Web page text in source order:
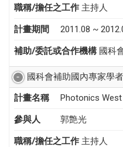
職稱/擔任之工作 主持人
計畫期間 2011.08 ~
補助/委託或合作機構 國科
國科會補助國內專家學
計畫名稱
Photonics West
參與人 郭艶光
職稱/擔任之工作 主持人